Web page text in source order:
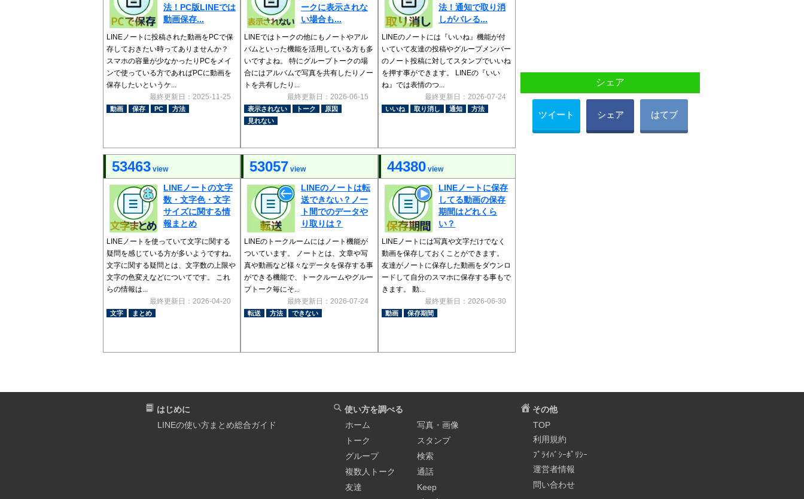
法！PC版LINEでは
動画保存...
LINEノートに投稿された動画をPCで保
存しておきたい時ってありませんか？
スマホの容量が少なかったりPCをメイ
ンで使っている方であればPCに動画を
保存したいというケ...
最終更新日：2025-11-25
動画 保存 PC 方法
ークに表示されな
い場合も...
LINEではトークの他にもノートやアル
バムといった機能を活用している方も多
いですよね。 特にグループトークの場
合にはアルバムで写真を共有したりノー
トを共有したり...
最終更新日：2026-06-15
表示されない トーク
原因
見れない
法！通知で取り消
しがバレる...
LINEのノートには『いいね』機能が付
いていて友達の投稿やグループメンバー
のノート投稿に対してスタンプでいいね
を押す事ができます。 LINEの『いい
ね』では表情のつ...
最終更新日：2026-07-24
いいね 取り消し 通知 方法
53463 view
LINEノートの文字
数・文字色・文字
サイズに関する情
報まとめ
LINEノートを使っていて文字に関する
疑問を感じている方が多いようですね。
文字に関する疑問とは、文字数の上限や
文字の色変えなどについてです。 これ
らの情報は...
最終更新日：2026-04-20
文字 まとめ
53057 view
LINEのノートは転
送できない？ノー
ト間でのデータや
り取りは？
LINEのトークルームにはノート機能が
ついています。 ノートとは、文章や写
真や動画など様々なデータを保存する事
ができる機能で、トークルームやグルー
プトーク毎にそ...
最終更新日：2026-07-24
転送 方法 できない
44380 view
LINEノートに保存
してる動画の保存
期間はどれくら
い？
LINEノートには写真や文字だけでなく
動画を保存しておくことができます。
友達がノートに保存した動画をダウンロ
ードして自分のスマホに保存する事もで
きます。 動...
最終更新日：2026-06-30
動画 保存期間
シェア
ツイート シェア はてブ
はじめに
LINEの使い方まとめ総合ガイド
使い方を調べる
ホーム
トーク
グループ
複数人トーク
友達
写真・画像
スタンプ
検索
通話
Keep
その他
TOP
利用規約
ﾌﾟﾗｲﾊﾞｼｰﾎﾟﾘｼｰ
運営者情報
問い合わせ